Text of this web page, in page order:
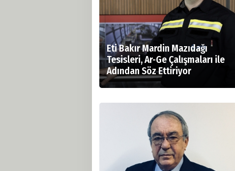
Eti Bakır Mardin Mazıdağı
Tesisleri, Ar-Ge Çalışmaları ile
Adından Söz Ettiriyor